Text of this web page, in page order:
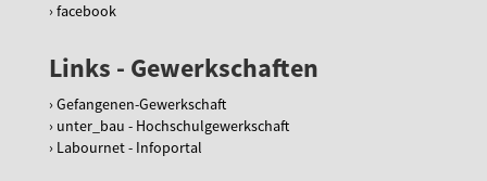
facebook
Links - Gewerkschaften
Gefangenen-Gewerkschaft
unter_bau - Hochschulgewerkschaft
Labournet - Infoportal